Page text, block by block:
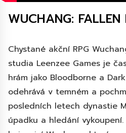
WUCHANG: FALLEN
Chystané akční RPG
studia Leenzee Games je
hrám jako Bloodborne a
odehrává v temném a
posledních letech dynastie
úpadku a hledání